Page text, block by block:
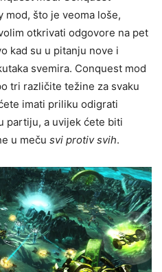
mod, što je veoma loše,
otkrivati odgovore na pet
kad su u pitanju nove i
svemira. Conquest mod
tri različite težine za svaku
imati priliku odigrati
partiju, a uvijek ćete biti
u meču svi protiv svih.